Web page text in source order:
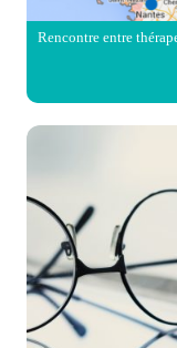
Rencontre entre